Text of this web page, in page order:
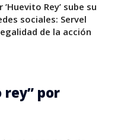
Rey’ sube su
sociales: Servel
de la acción
rey” por